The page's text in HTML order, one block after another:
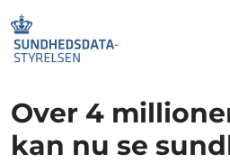
Over 4
kan nu se